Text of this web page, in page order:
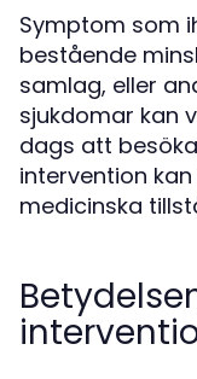
Symptom som
bestående
samlag, eller
sjukdomar kan
dags att
intervention
medicinska